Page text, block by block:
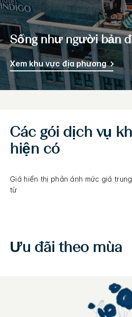
Sống như người bản
Xem khu vực địa phương
Các gói dịch vụ
hiện có
Giá hiển thị phản ánh mức giá
từ
Ưu đãi theo mùa